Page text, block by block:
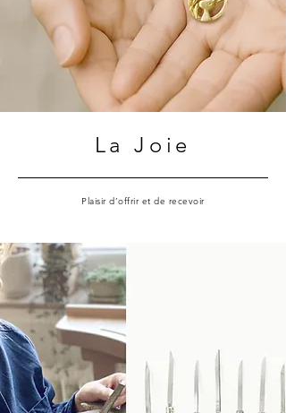
La Joie
Plaisir d’offrir et de recevoir